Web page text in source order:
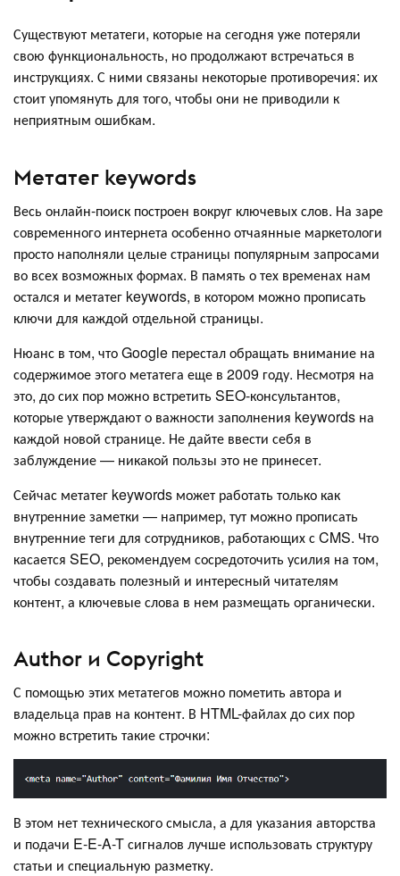
Существуют метатеги, которые на сегодня уже потеряли
свою функциональность, но продолжают встречаться в
инструкциях. С ними связаны некоторые противоречия: их
стоит упомянуть для того, чтобы они не приводили к
неприятным ошибкам.
Метатег keywords
Весь онлайн-поиск построен вокруг ключевых слов. На заре
современного интернета особенно отчаянные маркетологи
просто наполняли целые страницы популярным запросами
во всех возможных формах. В память о тех временах нам
остался и метатег keywords, в котором можно прописать
ключи для каждой отдельной страницы.
Нюанс в том, что Google перестал обращать внимание на
содержимое этого метатега еще в 2009 году. Несмотря на
это, до сих пор можно встретить SEO-консультантов,
которые утверждают о важности заполнения keywords на
каждой новой странице. Не дайте ввести себя в
заблуждение — никакой пользы это не принесет.
Сейчас метатег keywords может работать только как
внутренние заметки — например, тут можно прописать
внутренние теги для сотрудников, работающих с CMS. Что
касается SEO, рекомендуем сосредоточить усилия на том,
чтобы создавать полезный и интересный читателям
контент, а ключевые слова в нем размещать органически.
Author и Copyright
С помощью этих метатегов можно пометить автора и
владельца прав на контент. В HTML-файлах до сих пор
можно встретить такие строчки:
В этом нет технического смысла, а для указания авторства
и подачи E-E-A-T сигналов лучше использовать структуру
статьи и специальную разметку.